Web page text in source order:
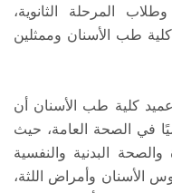
المرحلة الثانوية،
كلية طب الأسنان وممثلين
عميد كلية طب الأسنان أن
في الصحة العامة، حيث
البدنية والنفسية
الأسنان وأمراض اللثة،